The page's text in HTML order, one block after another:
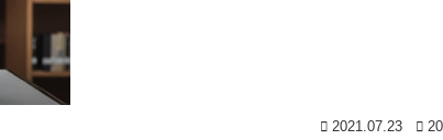
2021.07.23